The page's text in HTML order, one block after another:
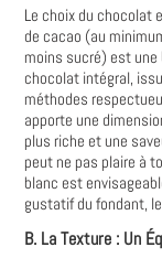
Le choix du chocolat
de cacao (au
moins sucré) est
chocolat intégral,
méthodes
apporte une
plus riche et une
peut ne pas plaire à
blanc est
gustatif du fondant,
B. La Texture : Un